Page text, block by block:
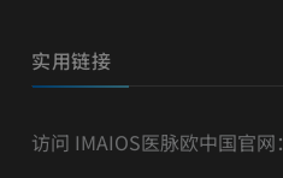
实用链接
访问 IMAIOS医脉欧中国官网：